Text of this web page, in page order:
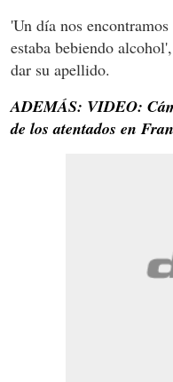
'Un día nos
estaba bebiendo
dar su apellido.
ADEMÁS: VIDEO:
de los atentados en